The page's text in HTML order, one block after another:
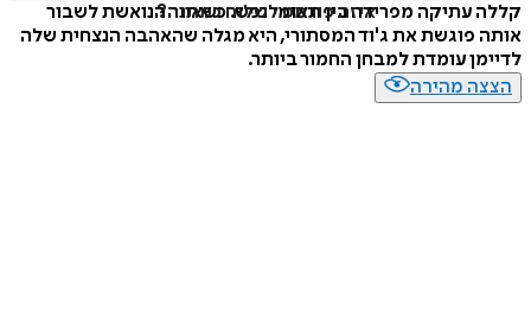
איזה פורמט לשלוח כמתנה?
קללה עתיקה מפרידה בין תאומי נפש. כשאוור הנואשת לשבור
אותה פוגשת את ג'וד המסתורי, היא מגלה שהאהבה הנצחית שלה
לדיימן עומדת למבחן החמור ביותר.
הצצה מהירה